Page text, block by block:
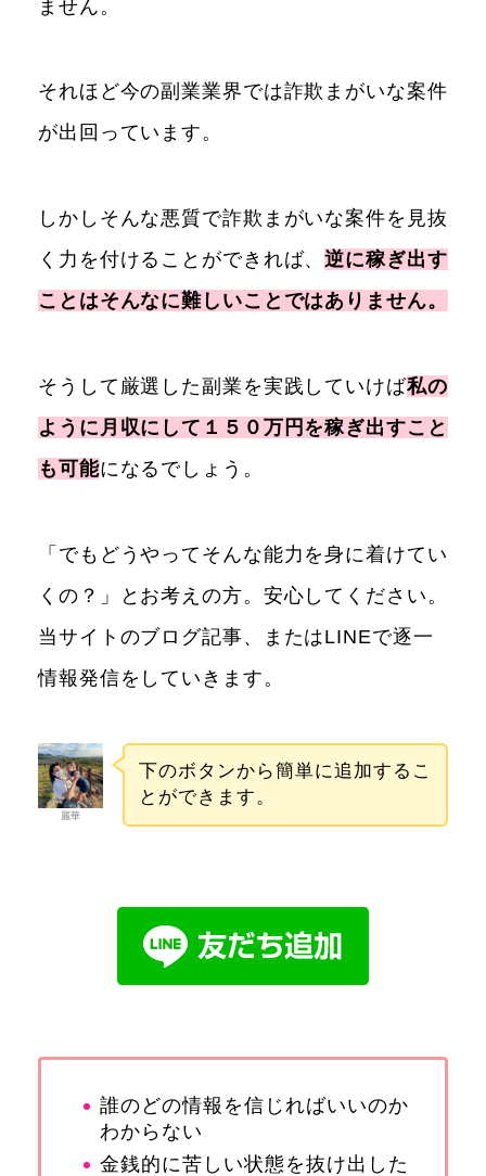
ません。
それほど今の副業業界では詐欺まがいな案件
が出回っています。
しかしそんな悪質で詐欺まがいな案件を見抜
く力を付けることができれば、逆に稼ぎ出す
ことはそんなに難しいことではありません。
そうして厳選した副業を実践していけば私の
ように月収にして１５０万円を稼ぎ出すこと
も可能になるでしょう。
「でもどうやってそんな能力を身に着けてい
くの？」とお考えの方。安心してください。
当サイトのブログ記事、またはLINEで逐一
情報発信をしていきます。
麗華
下のボタンから簡単に追加するこ
とができます。
誰のどの情報を信じればいいのか
わからない
金銭的に苦しい状態を抜け出した